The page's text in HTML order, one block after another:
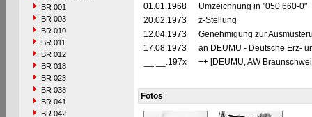
BR 001
BR 003
BR 010
BR 011
BR 012
BR 018
BR 023
BR 038
BR 041
BR 042
01.01.1968
Umzeichnung in "050 660-0"
20.02.1973
z-Stellung
12.04.1973
Genehmigung zur
17.08.1973
an DEUMU - Deutsche Erz-
__.__.197x
++ [DEUMU, AW
Fotos